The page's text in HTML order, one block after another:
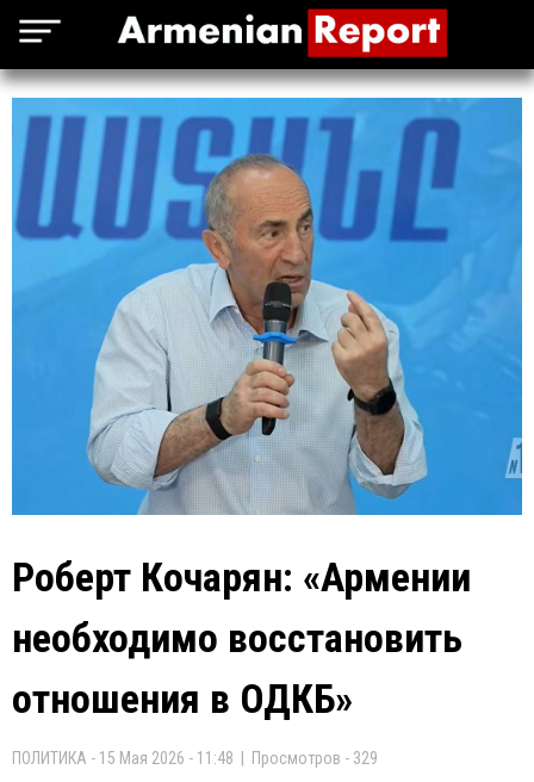
Роберт Кочарян: «Армении
необходимо восстановить
отношения в ОДКБ»
ПОЛИТИКА - 15 Мая 2026 - 11:48 | Просмотров - 329